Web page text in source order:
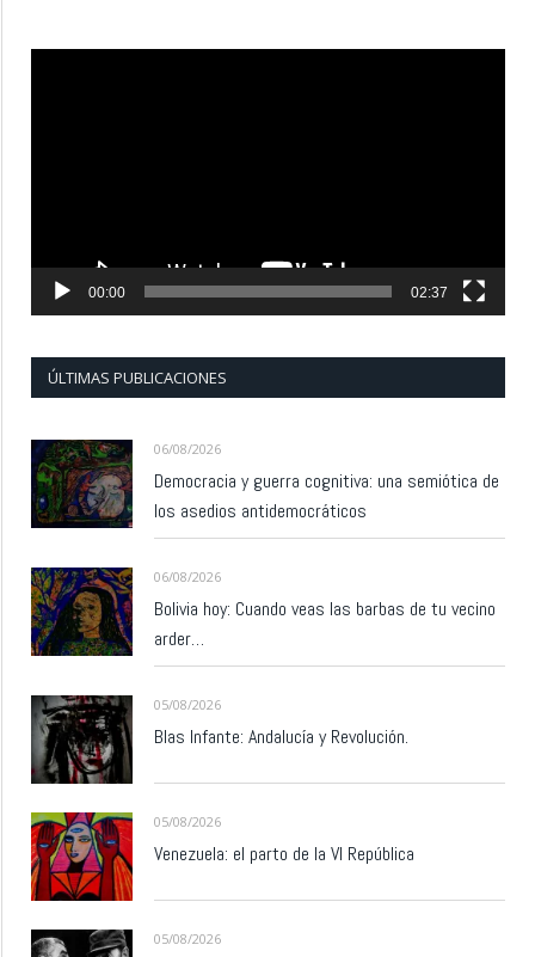
00:00 02:37
ÚLTIMAS PUBLICACIONES
06/08/2026
Democracia y guerra cognitiva: una semiótica de
los asedios antidemocráticos
06/08/2026
Bolivia hoy: Cuando veas las barbas de tu vecino
arder…
05/08/2026
Blas Infante: Andalucía y Revolución.
05/08/2026
Venezuela: el parto de la VI República
05/08/2026